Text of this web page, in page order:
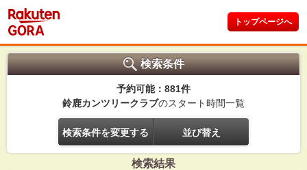
トップページへ
検索条件
予約可能：881件
鈴鹿カンツリークラブのスタート時間一覧
検索条件を変更する 並び替え
検索結果